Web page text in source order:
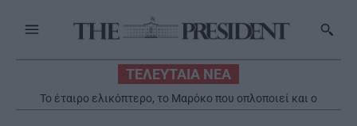
ΤΕΛΕΥΤΑΙΑ ΝΕΑ
Το έταιρο ελικόπτερο, το Μαρόκο που οπλοποιεί και ο
κρεοπαγγελός – Γράφει η Αγγελική Κώττη